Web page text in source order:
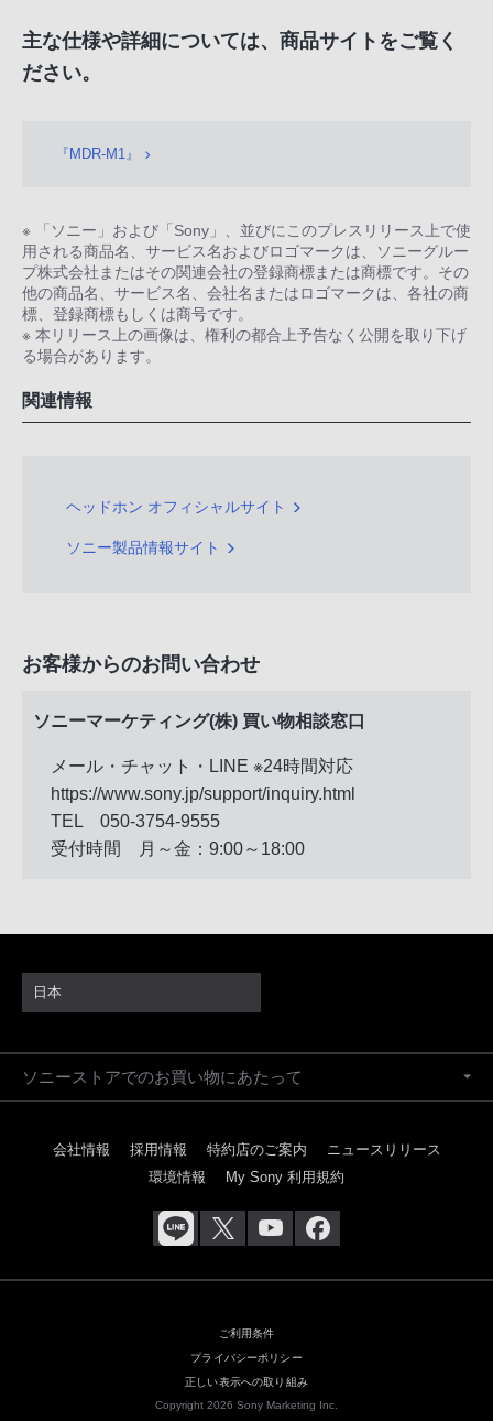
主な仕様や詳細については、商品サイトをご覧く
ださい。
『MDR-M1』
※ 「ソニー」および「Sony」、並びにこのプレスリリース上で使
用される商品名、サービス名およびロゴマークは、ソニーグルー
プ株式会社またはその関連会社の登録商標または商標です。その
他の商品名、サービス名、会社名またはロゴマークは、各社の商
標、登録商標もしくは商号です。
※ 本リリース上の画像は、権利の都合上予告なく公開を取り下げ
る場合があります。
関連情報
ヘッドホン オフィシャルサイト
ソニー製品情報サイト
お客様からのお問い合わせ
ソニーマーケティング(株) 買い物相談窓口
メール・チャット・LINE ※24時間対応
https://www.sony.jp/support/inquiry.html
TEL 050-3754-9555
受付時間 月～金：9:00～18:00
日本
ソニーストアでのお買い物にあたって
会社情報 採用情報 特約店のご案内
ニュースリリース
環境情報
My Sony 利用規約
ご利用条件
プライバシーポリシー
正しい表示への取り組み
Copyright 2026 Sony Marketing Inc.